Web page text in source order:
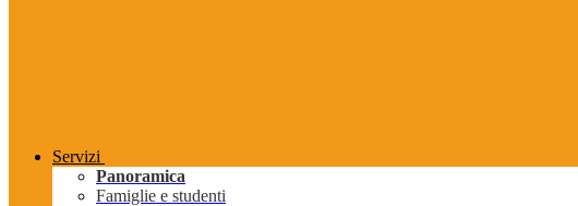
Servizi
Panoramica
Famiglie e studenti